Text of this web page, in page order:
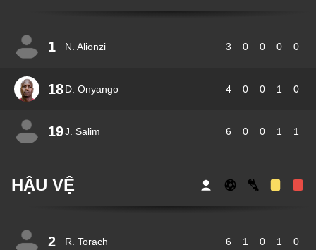
1 N. Alionzi 3 0 0 0 0
18D. Onyango 4 0 0 1 0
19J. Salim 6 0 0 1 1
HẬU VỆ
2 R. Torach 6 1 0 1 0